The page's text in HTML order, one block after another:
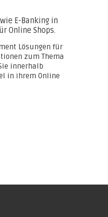
E-Banking in
Online Shops.
Lösungen für
zum Thema
innerhalb
in ihrem Online